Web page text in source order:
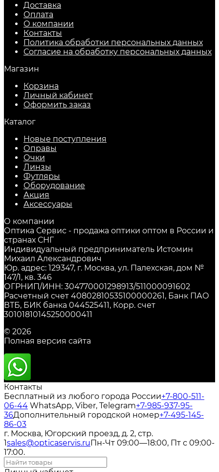
Доставка
Оплата
О компании
Контакты
Политика обработки персональных данных
Согласие на обработку персональных данных
Магазин
Корзина
Личный кабинет
Оформить заказ
Каталог
Новые поступления
Оправы
Очки
Линзы
Футляры
Оборудование
Акция
Аксессуары
О компании
Оптика Сервис - продажа оптики оптом в России и
странах СНГ
Индивидуальный предприниматель Истомин
Михаил Александрович
Юр. адрес: 129347, г. Москва, ул. Палехская, дом №
147/1, кв. 346
ОГРНИП/ИНН: 304770001298913/511000091602
Расчетный счет 40802810535100000261, Банк ПАО
ВТБ, БИК банка 044525411, Корр. счет
30101810145250000411
© 2026
Полная версия сайта
Контакты
Бесплатный из любого города России+7-800-511-
06-44 WhatsApp, Viber, Telegram+7-985-937-95-
36Дополнительный городской номер+7-495-145-
86-03
г. Москва, Югорский проезд, д. 2, стр.
1sales@opticaservis.ruПн-Чт 09:00—18:00, Пт с 09:00-
17:00.